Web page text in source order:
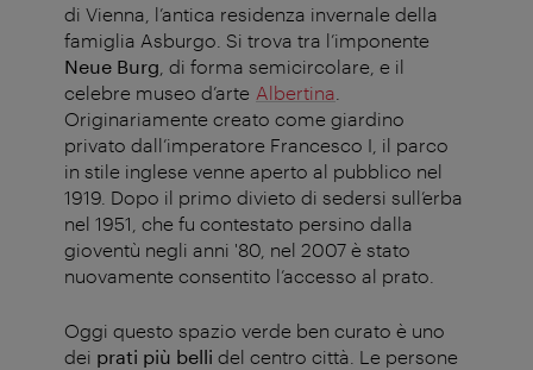
di Vienna, l’antica residenza invernale della
famiglia Asburgo. Si trova tra l’imponente
Neue Burg , di forma semicircolare, e il
celebre museo d’arte Albertina
Originariamente creato come giardino
privato dall’imperatore Francesco I, il parco
in stile inglese venne aperto al pubblico nel
1919. Dopo il primo divieto di sedersi sull’erba
nel 1951, che fu contestato persino dalla
gioventù negli anni '80, nel 2007 è stato
nuovamente consentito l’accesso al prato.
Oggi questo spazio verde ben curato è uno
dei prati più belli del centro città. Le persone